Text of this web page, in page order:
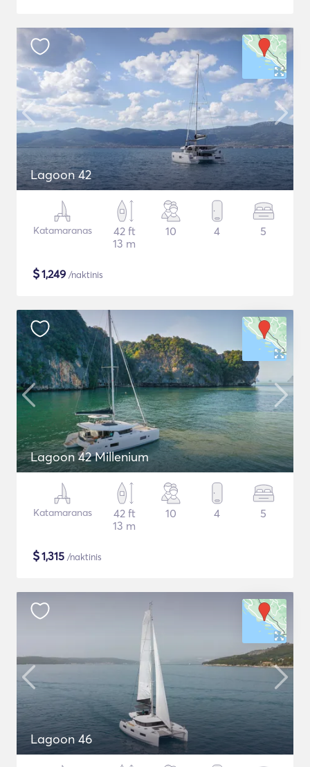
Lagoon 42
Katamaranas
42 ft
13 m
10 4 5
$1,249 /naktinis
Lagoon 42 Millenium
Katamaranas
42 ft
13 m
10 4 5
$1,315 /naktinis
Lagoon 46